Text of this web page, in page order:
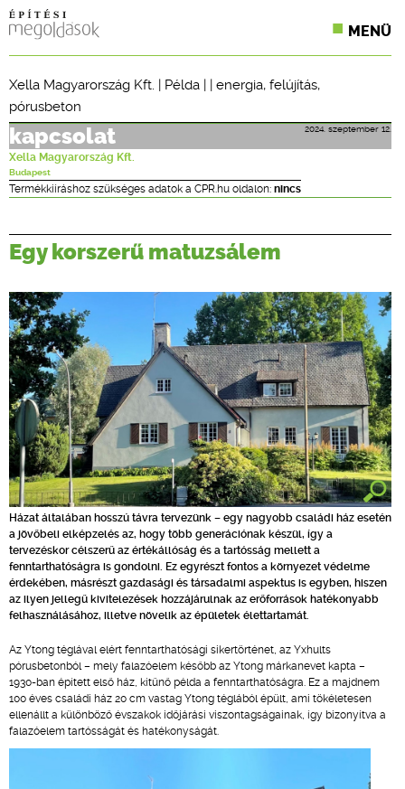
MENÜ
CPR TERMÉKKIÍRÁS
ÉPÍTÉSI JOG
ONLINE KÉPZÉSEK
Xella Magyarország Kft. | Példa | | energia, felújítás,
pórusbeton
2024. szeptember 12.
kapcsolat
Xella Magyarország Kft.
Budapest
Termékkiíráshoz szükséges adatok a CPR.hu oldalon: nincs
Egy korszerű matuzsálem
Házat általában hosszú távra tervezünk – egy nagyobb családi ház esetén
a jövőbeli elképzelés az, hogy több generációnak készül, így a
tervezéskor célszerű az értékállóság és a tartósság mellett a
fenntarthatóságra is gondolni. Ez egyrészt fontos a környezet védelme
érdekében, másrészt gazdasági és társadalmi aspektus is egyben, hiszen
az ilyen jellegű kivitelezések hozzájárulnak az erőforrások hatékonyabb
felhasználásához, illetve növelik az épületek élettartamát.
Az Ytong téglával elért fenntarthatósági sikertörténet, az Yxhults
pórusbetonból – mely falazóelem később az Ytong márkanevet kapta –
1930-ban épített első ház, kitűnő példa a fenntarthatóságra. Ez a majdnem
100 éves családi ház 20 cm vastag Ytong téglából épült, ami tökéletesen
ellenállt a különböző évszakok időjárási viszontagságainak, így bizonyítva a
falazóelem tartósságát és hatékonyságát.